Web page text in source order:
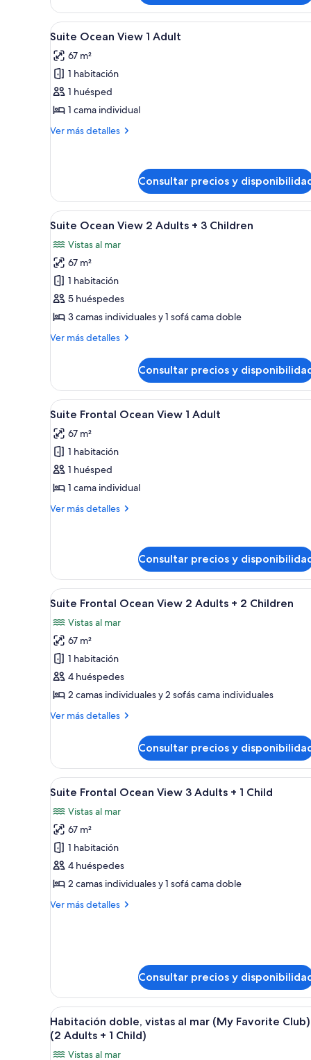
al
mar
(1
Abrir
todas
las
fotos
de
Suite
Ocean
Habitación de hotel
6
Suite Ocean View 1 Adult
67 m²
1 habitación
1 huésped
1 cama individual
Ver más detalles
Más
View
Adult
Consultar precios y
Abrir
todas
las
fotos
de
Suite
Ocean
2
3
Children
Habitación de hotel
6
Suite Ocean View 2 Adults + 3 Children
Vistas al mar
67 m²
1 habitación
5 huéspedes
3 camas individuales y 1 sofá cama doble
Ver más detalles
Más
Ocean
View
2
+
3
Children
Consultar precios y
Abrir
todas
las
fotos
de
Suite
Frontal
Habitación de hotel
6
Suite Frontal Ocean View 1 Adult
67 m²
1 habitación
1 huésped
1 cama individual
Ver más detalles
Más
Ocean
View
1
Adult
Consultar precios y
Abrir
todas
las
fotos
de
Suite
Frontal
View
+
2
Habitación de hotel
6
Suite Frontal Ocean View 2 Adults + 2 Children
Vistas al mar
67 m²
1 habitación
4 huéspedes
2 camas individuales y 2 sofás cama individuales
Ver más detalles
Más
Frontal
Ocean
View
Adults
+
2
Children
Consultar precios y
Abrir
todas
las
fotos
de
Suite
Frontal
View
Child
Habitación de hotel
6
Suite Frontal Ocean View 3 Adults + 1 Child
Vistas al mar
67 m²
1 habitación
4 huéspedes
2 camas individuales y 1 sofá cama doble
Ver más detalles
Más
3
Adults
+
1
Child
Consultar precios y
Abrir
todas
las
Habitación de hotel con
3
Habitación doble, vistas al mar (My Favorite Club)
(2 Adults + 1 Child)
Vistas al mar